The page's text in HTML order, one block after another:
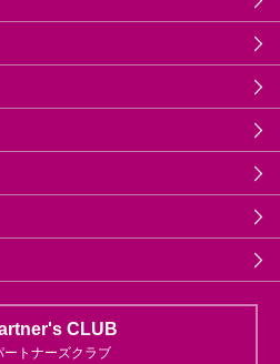
CLUB
ートナーズクラブ